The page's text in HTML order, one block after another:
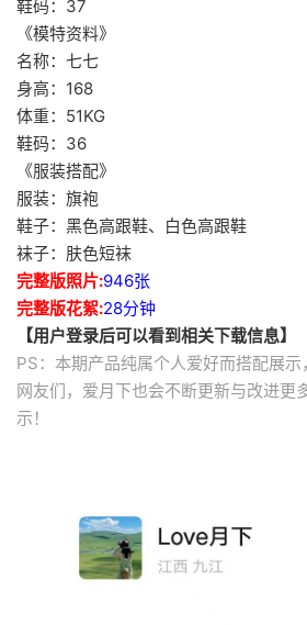
鞋码：37
《模特资料》
名称：七七
身高：168
体重：51KG
鞋码：36
《服装搭配》
服装：旗袍
鞋子：黑色高跟鞋、白色高跟鞋
袜子：肤色短袜
完整版照片:946张
完整版花絮:28分钟
【用户登录后可以看到相关下载信息】
PS：本期产品纯属个人爱好而搭配展
网友们，爱月下也会不断更新与改进更
示！